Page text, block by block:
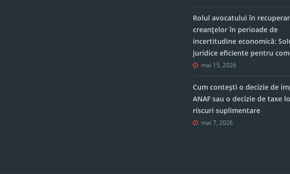
Rolul avocatului în
creanțelor în perioade de
incertitudine economică:
juridice eficiente pentru
mai 15, 2026
Cum contești o decizie de
ANAF sau o decizie de taxe
riscuri suplimentare
mai 7, 2026